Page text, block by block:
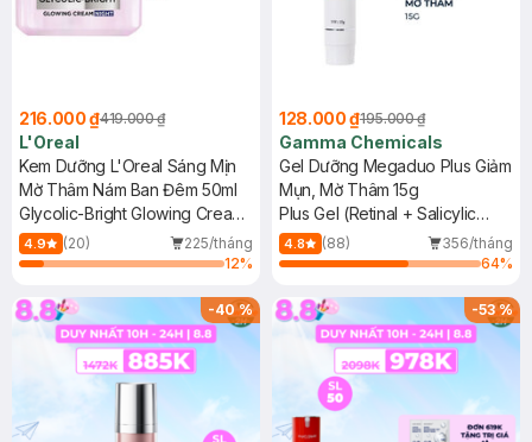
216.000 ₫419.000 ₫
L'Oreal
Kem Dưỡng L'Oreal Sáng Mịn
Mờ Thâm Nám Ban Đêm 50ml
Glycolic-Bright Glowing Cream
Night
4.9 (20)
225/tháng
12%
128.000 ₫195.000 ₫
Gamma Chemicals
Gel Dưỡng Megaduo Plus Giảm
Mụn, Mờ Thâm 15g
Plus Gel (Retinal + Salicylic
Acid + AHA)
4.8 (88)
356/tháng
64%
-40% -53%